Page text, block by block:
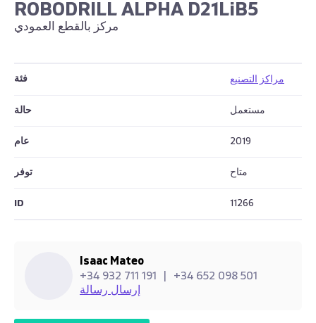
ROBODRILL ALPHA D21LiB5
مركز بالقطع العمودي
فئة مراكز التصنيع
حالة مستعمل
عام 2019
توفر متاح
ID 11266
Isaac Mateo
+34 932 711 191
+34 652 098 501
إرسال رسالة